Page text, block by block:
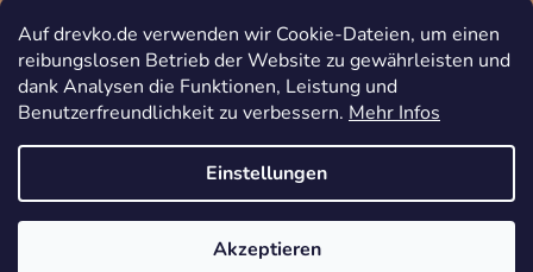
Auf drevko.de verwenden wir Cookie-Dateien, um einen
reibungslosen Betrieb der Website zu gewährleisten und
dank Analysen die Funktionen, Leistung und
Benutzerfreundlichkeit zu verbessern. Mehr Infos
Einstellungen
Akzeptieren
Erstellt von Shoptet
Copyright 2026DREVKO. Alle Rechte vorbehalten.